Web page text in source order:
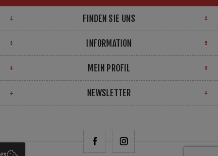
FINDEN SIE UNS
INFORMATION
MEIN PROFIL
NEWSLETTER